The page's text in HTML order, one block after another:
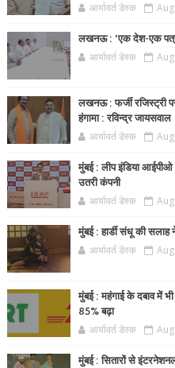
आर्यावर्त डेस्क
लखनऊ : ‘एक देश-एक
आर्यावर्त डेस्क
लखनऊ : फर्जी रजिस्ट्री पर
हंगामा : रविन्द्र जायसवाल
आर्यावर्त डेस्क
मुंबई : लीप इंडिया
उतरी कंपनी
आर्यावर्त डेस्क
मुंबई : हार्डी संधू की
आर्यावर्त डेस्क
मुंबई : महंगाई के दबाव में
85% बढ़ा
आर्यावर्त डेस्क
मुंबई : सितारों से